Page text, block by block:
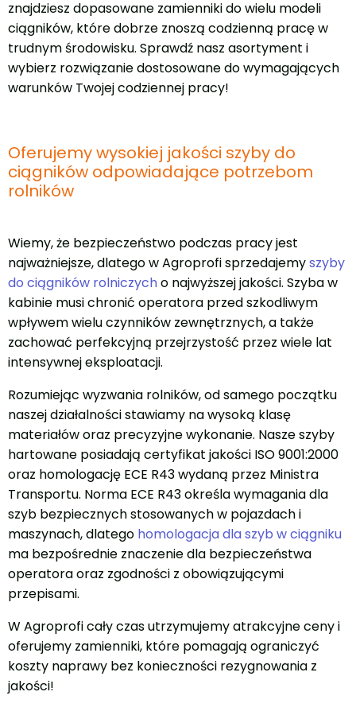
znajdziesz dopasowane zamienniki do wielu modeli
ciągników, które dobrze znoszą codzienną pracę w
trudnym środowisku. Sprawdź nasz asortyment i
wybierz rozwiązanie dostosowane do wymagających
warunków Twojej codziennej pracy!
Oferujemy wysokiej jakości szyby do
ciągników odpowiadające potrzebom
rolników
Wiemy, że bezpieczeństwo podczas pracy jest
najważniejsze, dlatego w Agroprofi sprzedajemyszyby
do ciągników rolniczycho najwyższej jakości. Szyba w
kabinie musi chronić operatora przed szkodliwym
wpływem wielu czynników zewnętrznych, a także
zachować perfekcyjną przejrzystość przez wiele lat
intensywnej eksploatacji.
Rozumiejąc wyzwania rolników, od samego początku
naszej działalności stawiamy na wysoką klasę
materiałów oraz precyzyjne wykonanie. Nasze szyby
hartowane posiadają certyfikat jakości ISO 9001:2000
oraz homologację ECE R43 wydaną przez Ministra
Transportu. Norma ECE R43 określa wymagania dla
szyb bezpiecznych stosowanych w pojazdach i
maszynach, dlatego homologacja dla szyb w ciągniku
ma bezpośrednie znaczenie dla bezpieczeństwa
operatora oraz zgodności z obowiązującymi
przepisami.
W Agroprofi cały czas utrzymujemy atrakcyjne ceny i
oferujemy zamienniki, które pomagają ograniczyć
koszty naprawy bez konieczności rezygnowania z
jakości!